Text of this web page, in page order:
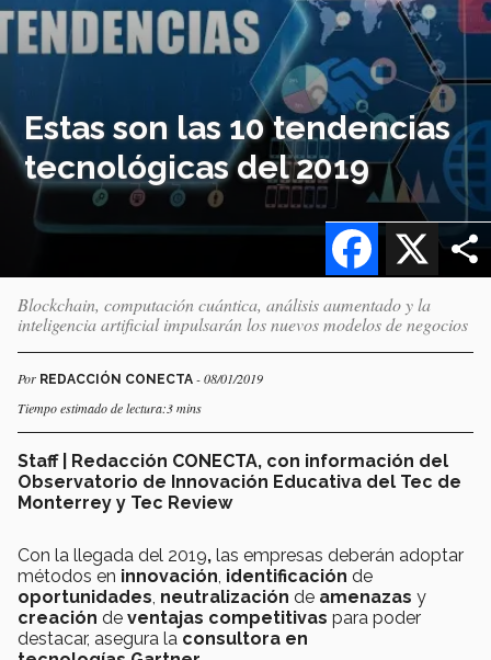
Estas son las 10 tendencias
tecnológicas del 2019
X
Facebook
Blockchain, computación cuántica, análisis aumentado y la
inteligencia artificial impulsarán los nuevos modelos de negocios
Por REDACCIÓN CONECTA - 08/01/2019
Tiempo estimado de lectura:3 mins
Staff | Redacción CONECTA, con información del
Observatorio de Innovación Educativa del Tec de
Monterrey y Tec Review
Con la llegada del 2019, las empresas deberán adoptar
métodos en innovación identificación de
oportunidades neutralización de amenazas y
creación de ventajas competitivas para poder
destacar, asegura la consultora en